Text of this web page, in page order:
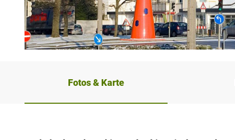
Fotos & Karte